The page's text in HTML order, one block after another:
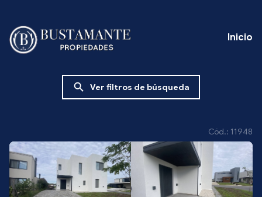
Inicio
search Ver filtros de búsqueda
Cód.: 11948